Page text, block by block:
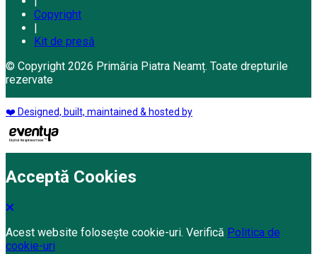
Copyright
Kit de presă
© Copyright 2026 Primăria Piatra Neamț. Toate drepturile
rezervate
❤️ Designed, built, maintained & hosted by
Acceptă Cookies
Acest website folosește cookie-uri. Verifică Politica de
cookie-uri